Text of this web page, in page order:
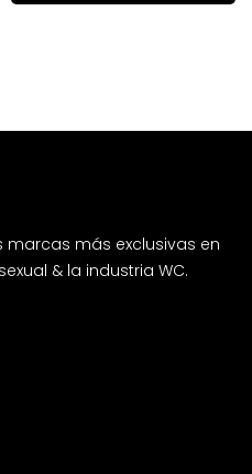
más exclusivas en
& la industria WC.